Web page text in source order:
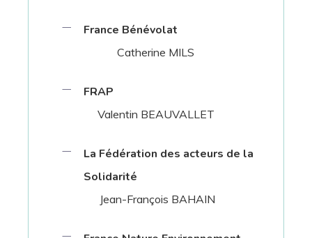
France Bénévolat
Catherine MILS
FRAP
Valentin BEAUVALLET
La Fédération des acteurs de la
Solidarité
Jean-François BAHAIN